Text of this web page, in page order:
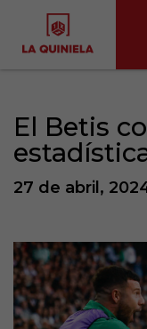
El Betis
27 de abril,